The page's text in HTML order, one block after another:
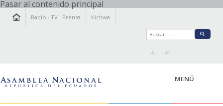
Pasar al contenido principal
Radio ·TV · Prensa Kichwa
A- A+
MENÚ